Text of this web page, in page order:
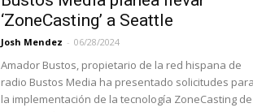
‘ZoneCasting’ a Seattle
Josh Mendez - 06/28/2024
Amador Bustos, propietario de la red hispana de
radio Bustos Media ha presentado solicitudes para
la implementación de la tecnología ZoneCasting de